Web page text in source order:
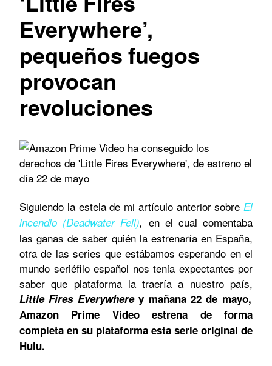
Everywhere’,
pequeños fuegos
provocan
revoluciones
Siguiendo la estela de mi artículo anterior sobre El
incendio (Deadwater Fell), en el cual comentaba
las ganas de saber quién la estrenaría en España,
otra de las series que estábamos esperando en el
mundo seriéfilo español nos tenia expectantes por
saber que plataforma la traería a nuestro país,
Little Fires Everywherey mañana 22 de mayo,
Amazon Prime Video estrena de forma
completa en su plataforma esta serie original de
Hulu.